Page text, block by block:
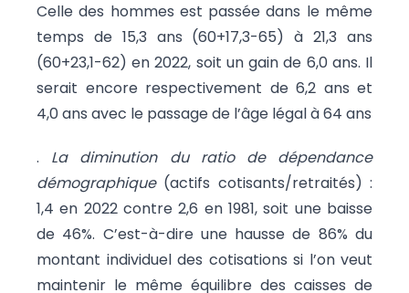
Celle des hommes est passée dans le même
temps de 15,3 ans (60+17,3-65) à 21,3 ans
(60+23,1-62) en 2022, soit un gain de 6,0 ans. Il
serait encore respectivement de 6,2 ans et
4,0 ans avec le passage de l’âge légal à 64 ans
. La diminution du ratio de dépendance
démographique(actifs cotisants/retraités) :
1,4 en 2022 contre 2,6 en 1981, soit une baisse
de 46%. C’est-à-dire une hausse de 86% du
montant individuel des cotisations si l’on veut
maintenir le même équilibre des caisses de